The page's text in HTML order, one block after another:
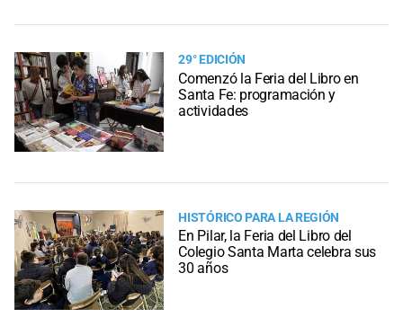
29° EDICIÓN
Comenzó la Feria del Libro en
Santa Fe: programación y
actividades
HISTÓRICO PARA LA REGIÓN
En Pilar, la Feria del Libro del
Colegio Santa Marta celebra sus
30 años